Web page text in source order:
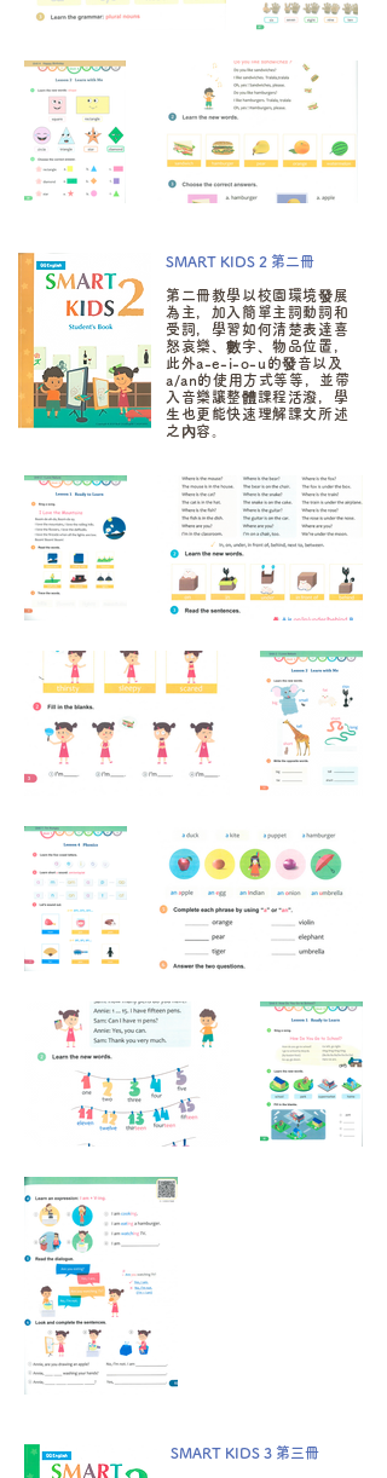
SMART KIDS 2 第二冊
第二冊教學以校園環境發展
為主，加入簡單主詞動詞和
受詞，學習如何清楚表達喜
怒哀樂、數字、物品位置，
此外a-e-i-o-u的發音以及
a/an的使用方式等等，並帶
入音樂讓整體課程活潑，學
生也更能快速理解課文所述
之內容。
SMART KIDS 3 第三冊